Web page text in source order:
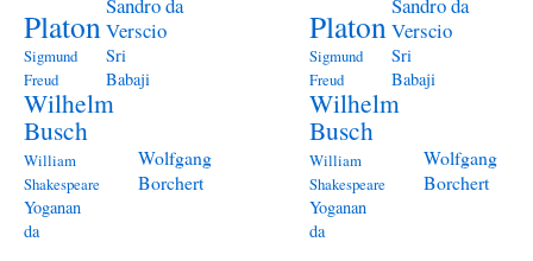
PlatonVerscio
Sigmund
Freud
Sri
Babaji
Wilhelm
Busch
William
Shakespeare
Wolfgang
Borchert
Yoganan
da
PlatonVerscio
Sigmund
Freud
Sri
Babaji
Wilhelm
Busch
William
Shakespeare
Wolfgang
Borchert
Yoganan
da